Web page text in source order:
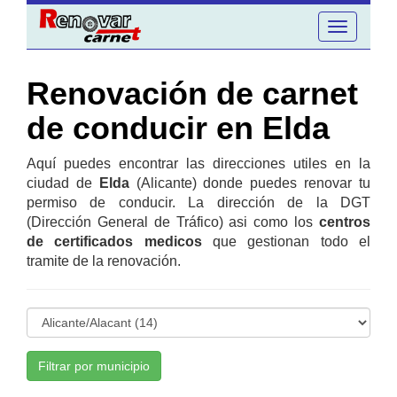
Toggle
navigation
Renovación de carnet
de conducir en Elda
Aquí puedes encontrar las direcciones utiles en la
ciudad de
Elda(Alicante) donde puedes renovar tu
permiso de conducir. La dirección de la DGT
(Dirección General de Tráfico) asi como los centros
de certificados medicosque gestionan todo el
tramite de la renovación.
Filtrar por municipio